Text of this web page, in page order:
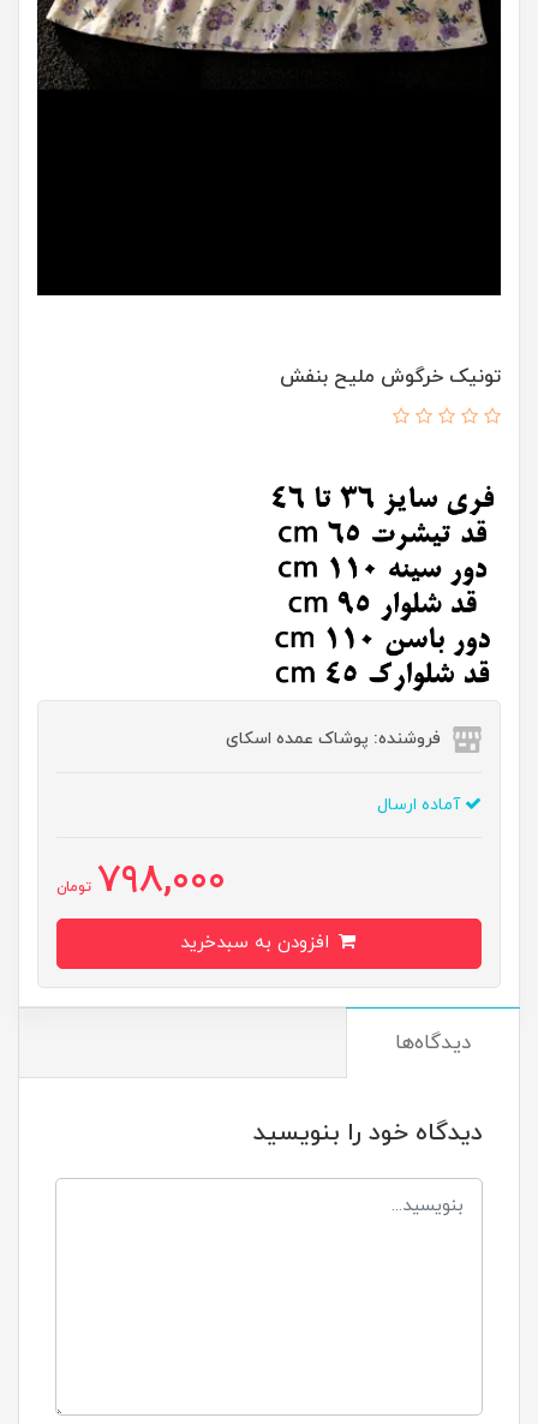
تونیک خرگوش ملیح بنفش
فروشنده: پوشاک عمده اسکای
آماده ارسال
798,000 تومان
دیدگاه‌ها
دیدگاه خود را بنویسید